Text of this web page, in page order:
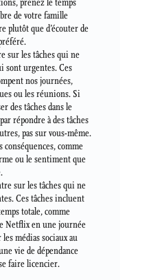
de votre famille
plutôt que d’écouter de
sur les tâches qui ne
sont urgentes. Ces
nos journées,
ou les réunions. Si
des tâches dans le
répondre à des tâches
pas sur vous-même.
comme
ou le sentiment que
sur les tâches qui ne
Ces tâches incluent
totale, comme
Netflix en une journée
médias sociaux au
vie de dépendance
faire licencier.